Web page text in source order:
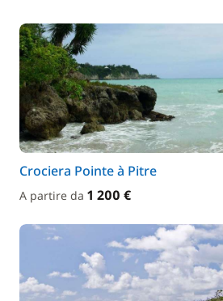
Crociera Pointe à Pitre
A partire da 1 200 €